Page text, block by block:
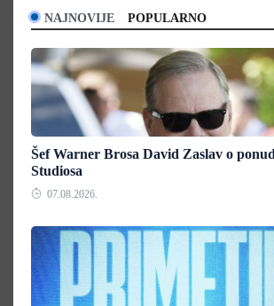
NAJNOVIJE POPULARNO
Šef Warner Brosa David Zaslav o
Studiosa
07.08.2026.